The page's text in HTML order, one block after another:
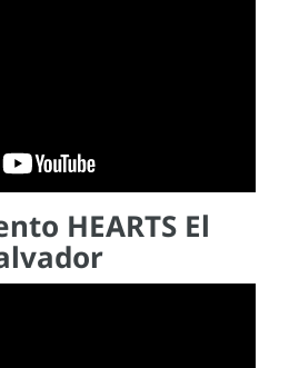
HEARTS El